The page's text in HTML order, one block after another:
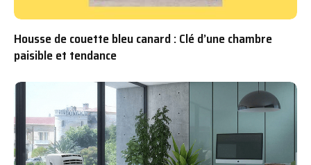
Housse de couette bleu canard : Clé d’une chambre
paisible et tendance